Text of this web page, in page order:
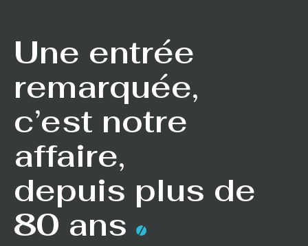
Une entrée
remarquée,
c’est notre
affaire,
depuis plus de
80 ans